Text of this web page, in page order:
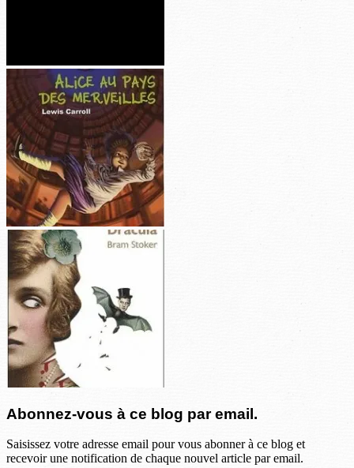
Abonnez-vous à ce blog par email.
Saisissez votre adresse email pour vous abonner à ce blog et
recevoir une notification de chaque nouvel article par email.